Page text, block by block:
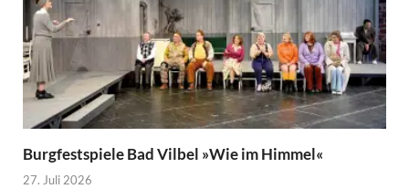
Burgfestspiele Bad Vilbel »Wie im Himmel«
27. Juli 2026